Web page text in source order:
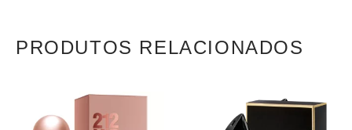
PRODUTOS RELACIONADOS